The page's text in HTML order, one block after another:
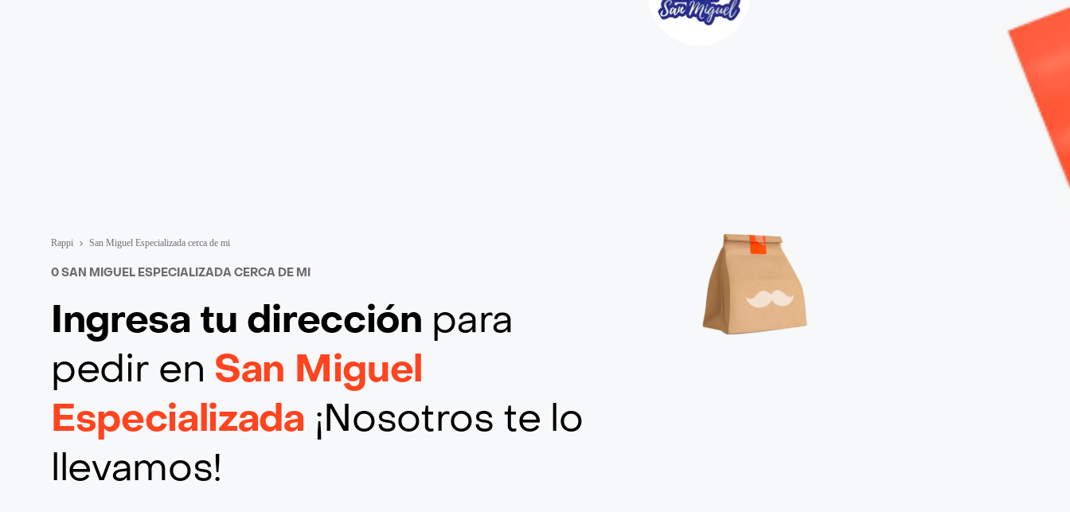
Rappi San Miguel Especializada cerca de mi
0 SAN MIGUEL ESPECIALIZADA CERCA DE MI
Ingresa tu dirección para
pedir en San Miguel
Especializada ¡Nosotros te lo
llevamos!